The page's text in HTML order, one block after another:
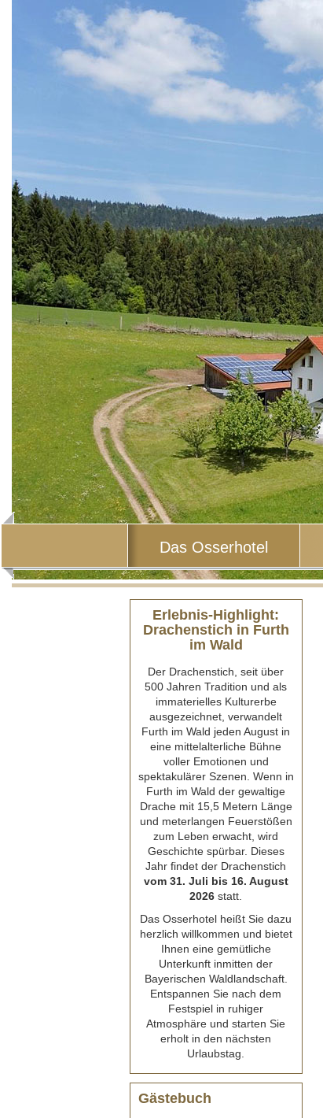
Das Osserhotel
Erlebnis-Highlight:
Drachenstich in Furth
im Wald
Der Drachenstich, seit über
500 Jahren Tradition und als
immaterielles Kulturerbe
ausgezeichnet, verwandelt
Furth im Wald jeden August in
eine mittelalterliche Bühne
voller Emotionen und
spektakulärer Szenen. Wenn in
Furth im Wald der gewaltige
Drache mit 15,5 Metern Länge
und meterlangen Feuerstößen
zum Leben erwacht, wird
Geschichte spürbar. Dieses
Jahr findet der Drachenstich
vom 31. Juli bis 16. August
2026 statt.
Das Osserhotel heißt Sie dazu
herzlich willkommen und bietet
Ihnen eine gemütliche
Unterkunft inmitten der
Bayerischen Waldlandschaft.
Entspannen Sie nach dem
Festspiel in ruhiger
Atmosphäre und starten Sie
erholt in den nächsten
Urlaubstag.
Gästebuch